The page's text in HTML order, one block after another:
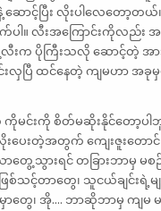
ြင်းနဲ့ ဆောင့်ပြီး လိုးပါလေ
။ လီးအကြောင်းကိုလည်း အ
သူ့လီးက ပိုကြီးသလို ဆောင့်တဲ့
လှပြီ ထင်နေတဲ့ ကျမဟာ အ
တဲ့ ကိုမင်းကို စိတ်မဆိုးနိုင်တော့
ပေးတဲ့အတွက် ကျေးဇူးတော
ားရင် တခြားဘာမှ မစဉ်း
သင့်တာတွေ၊ သူငယ်ချင်းရဲ့မ
မှာတွေ၊ အို…. ဘာဆိုဘာမှ ကျမ